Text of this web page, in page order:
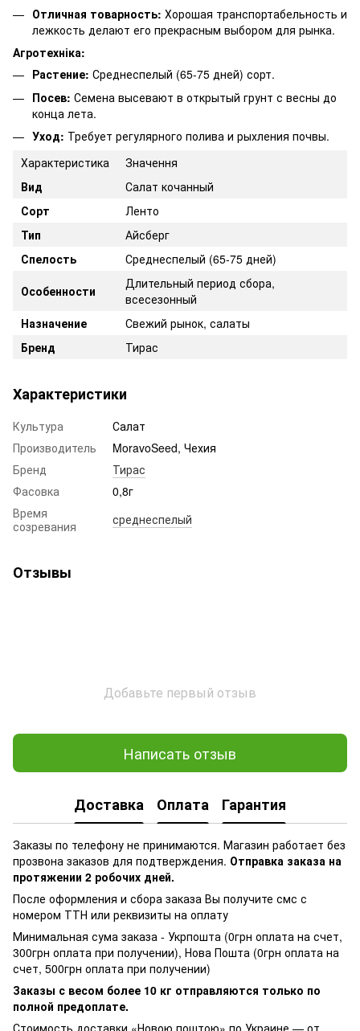
Отличная товарность: Хорошая транспортабельность и
лежкость делают его прекрасным выбором для рынка.
Агротехніка:
Растение: Среднеспелый (65-75 дней) сорт.
Посев: Семена высевают в открытый грунт с весны до
конца лета.
Уход: Требует регулярного полива и рыхления почвы.
Характеристика
Значення
Вид
Салат кочанный
Сорт
Ленто
Тип
Айсберг
Спелость
Среднеспелый (65-75 дней)
Особенности
Длительный период сбора,
всесезонный
Назначение
Свежий рынок, салаты
Бренд
Тирас
Характеристики
Культура
Салат
Производитель
MoravoSeed, Чехия
Бренд
Тирас
Фасовка
0,8г
Время
созревания
среднеспелый
Отзывы
Добавьте первый отзыв
Написать отзыв
Доставка Оплата Гарантия
Заказы по телефону не принимаются. Магазин работает без
прозвона заказов для подтверждения. Отправка заказа на
протяжении 2 робочих дней.
После оформления и сбора заказа Вы получите смс с
номером ТТН или реквизиты на оплату
Минимальная сума заказа - Укрпошта (0грн оплата на счет,
300грн оплата при получении), Нова Пошта (0грн оплата на
счет, 500грн оплата при получении)
Заказы с весом более 10 кг отправляются только по
полной предоплате.